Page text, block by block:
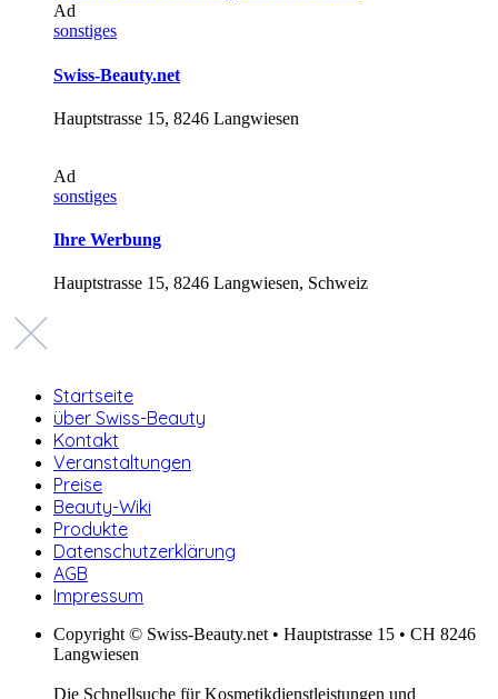
Ad
sonstiges
Swiss-Beauty.net
Hauptstrasse 15, 8246 Langwiesen
Ad
sonstiges
Ihre Werbung
Hauptstrasse 15, 8246 Langwiesen, Schweiz
Startseite
über Swiss-Beauty
Kontakt
Veranstaltungen
Preise
Beauty-Wiki
Produkte
Datenschutzerklärung
AGB
Impressum
Copyright © Swiss-Beauty.net • Hauptstrasse 15 • CH 8246
Langwiesen
Die Schnellsuche für Kosmetikdienstleistungen und